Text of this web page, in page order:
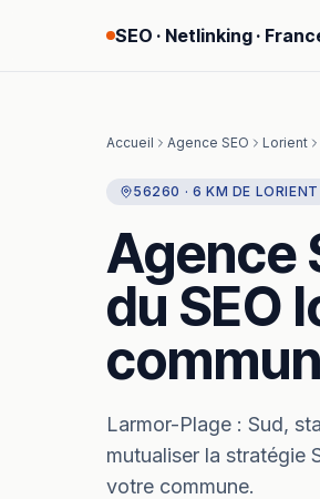
SEO · Netlinking ·
Accueil Agence SEO Lorient
56260 · 6 KM DE LORIENT
Agence
du SEO
Larmor-Plage : Sud,
mutualiser la stratégie
votre commune.